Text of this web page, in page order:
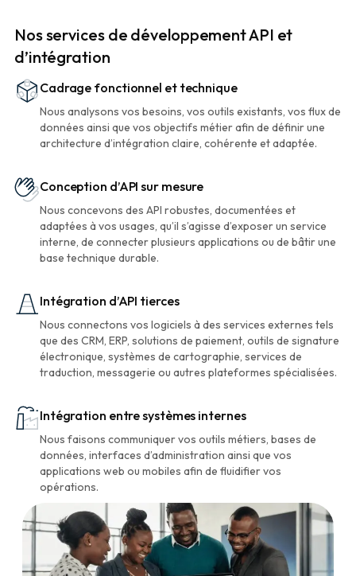
Nos services de développement API et
d’intégration
Cadrage fonctionnel et technique
Nous analysons vos besoins, vos outils existants, vos flux de
données ainsi que vos objectifs métier afin de définir une
architecture d’intégration claire, cohérente et adaptée.
Conception d’API sur mesure
Nous concevons des API robustes, documentées et
adaptées à vos usages, qu’il s’agisse d’exposer un service
interne, de connecter plusieurs applications ou de bâtir une
base technique durable.
Intégration d’API tierces
Nous connectons vos logiciels à des services externes tels
que des CRM, ERP, solutions de paiement, outils de signature
électronique, systèmes de cartographie, services de
traduction, messagerie ou autres plateformes spécialisées.
Intégration entre systèmes internes
Nous faisons communiquer vos outils métiers, bases de
données, interfaces d’administration ainsi que vos
applications web ou mobiles afin de fluidifier vos
opérations.